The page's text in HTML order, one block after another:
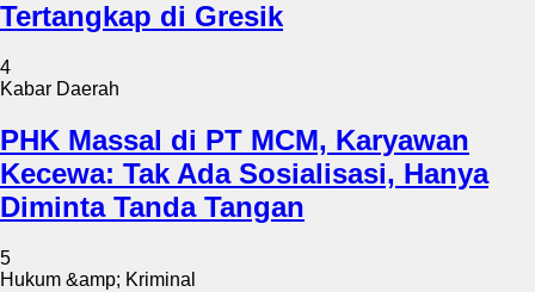
Tertangkap di Gresik
4
Kabar Daerah
PHK Massal di PT MCM, Karyawan
Kecewa: Tak Ada Sosialisasi, Hanya
Diminta Tanda Tangan
5
Hukum &amp; Kriminal